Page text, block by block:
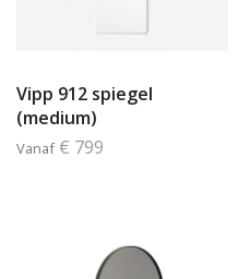
Vipp 912 spiegel
(medium)
Vanaf € 799